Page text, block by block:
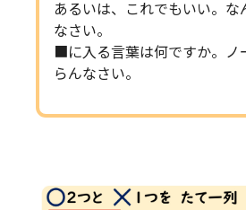
あるいは、これでもいい。な
なさい。
■に入る言葉は何ですか。ノ
らんなさい。